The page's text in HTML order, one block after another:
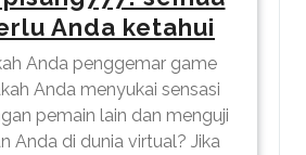
Anda ketahui
Anda penggemar game
Anda menyukai sensasi
pemain lain dan menguji
Anda di dunia virtual? Jika